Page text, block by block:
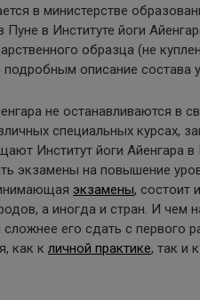
в министерстве
в Институте йоги
образца (не
подробным описание состава
не останавливаются в
специальных курсах,
Институт йоги Айенгара
экзамены на повышение
экзамены, состоит
а иногда и стран. И чем
сложнее его сдать с первого
как к личной практике, так и